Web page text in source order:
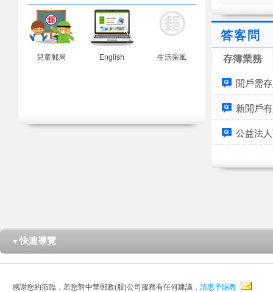
兒童郵局 English 生活采風
答客問
存簿業務
開戶需
新開戶
公益法
▼ 快速導覽
感謝您的蒞臨，若您對中華郵政(股)公司服務有任何建議， 請惠予賜教